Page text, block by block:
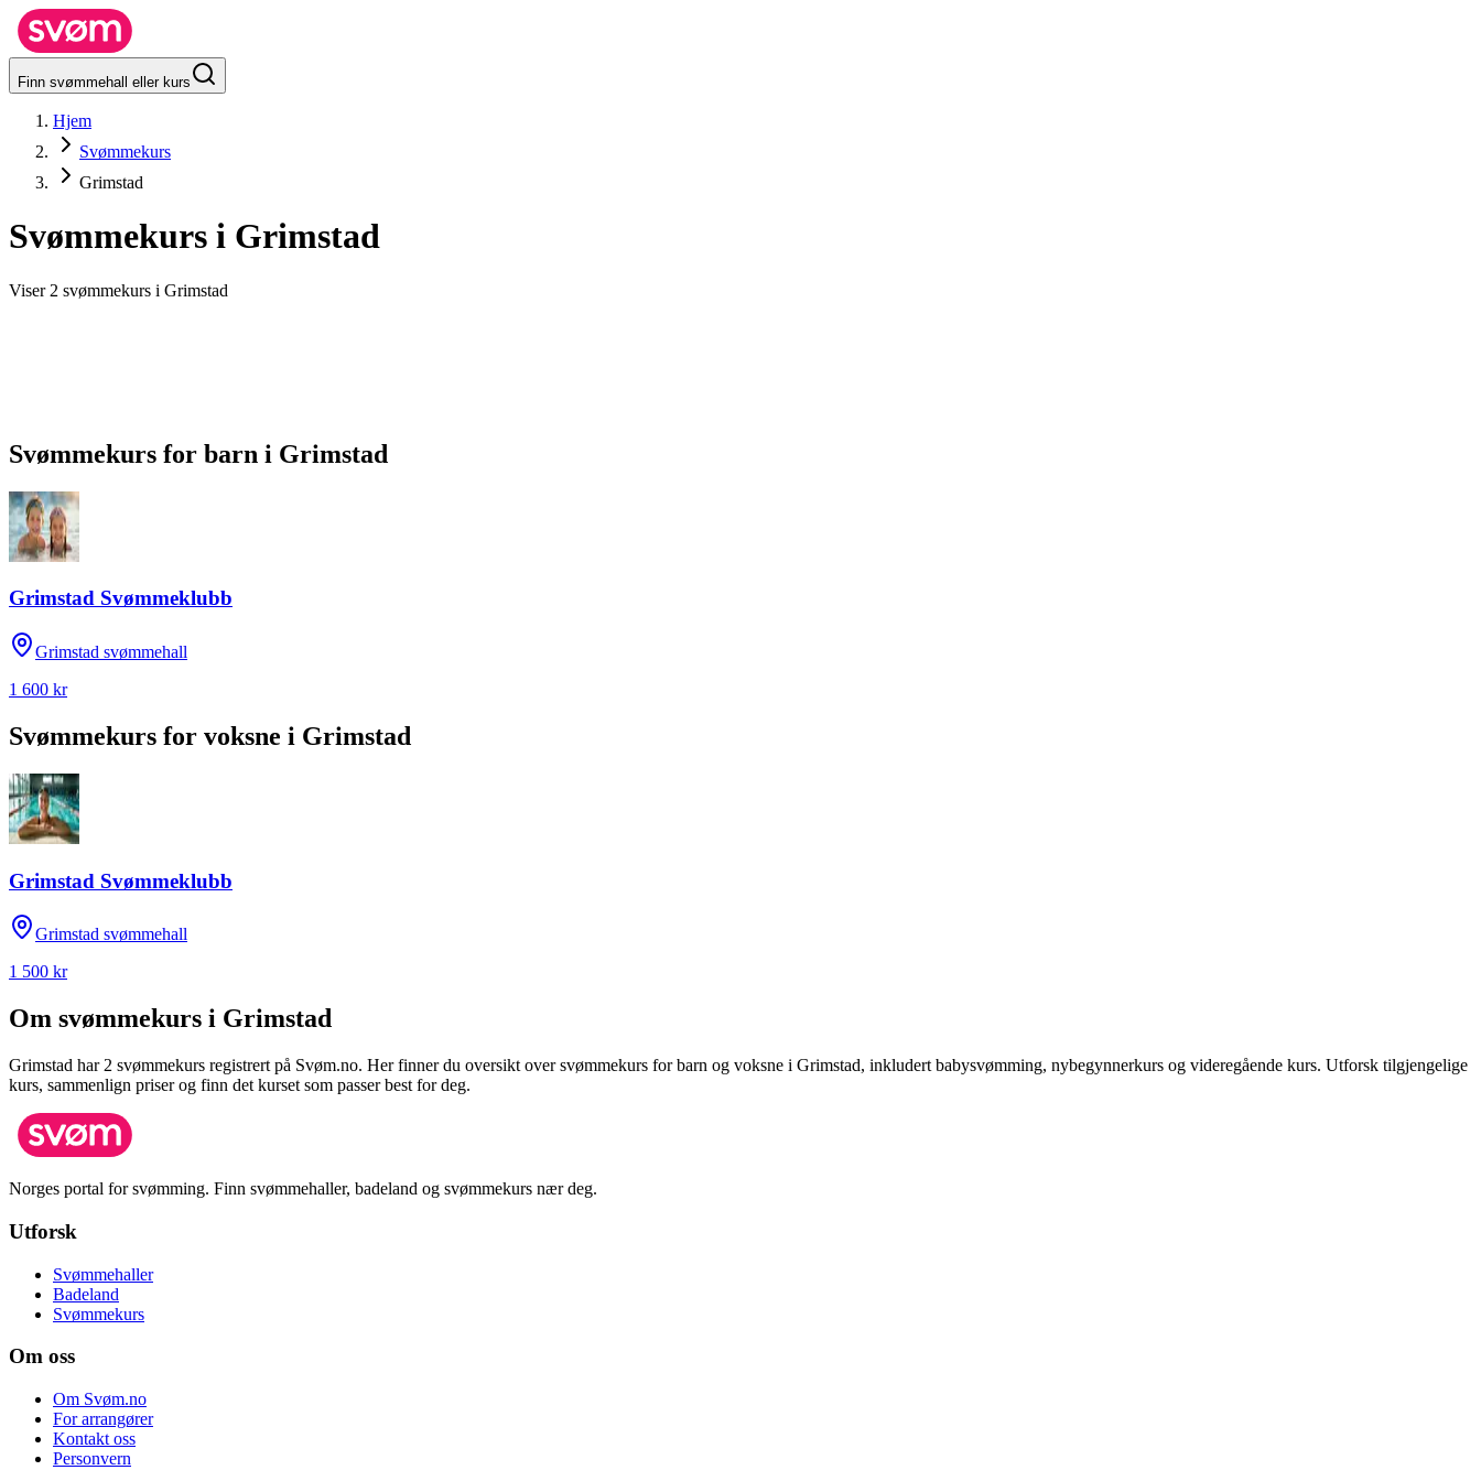
Finn svømmehall eller kurs
Hjem
Svømmekurs
Grimstad
Svømmekurs i Grimstad
Viser 2 svømmekurs i Grimstad
Svømmekurs for barn i Grimstad
Grimstad Svømmeklubb
Grimstad svømmehall
1 600 kr
Svømmekurs for voksne i Grimstad
Grimstad Svømmeklubb
Grimstad svømmehall
1 500 kr
Om svømmekurs i Grimstad
Grimstad har 2 svømmekurs registrert på Svøm.no. Her finner du oversikt over svømmekurs for barn og voksne i Grimstad, inkludert babysvømming, nybegynnerkurs og videregående kurs. Utforsk tilgjengelige
kurs, sammenlign priser og finn det kurset som passer best for deg.
Norges portal for svømming. Finn svømmehaller, badeland og svømmekurs nær deg.
Utforsk
Svømmehaller
Badeland
Svømmekurs
Om oss
Om Svøm.no
For arrangører
Kontakt oss
Personvern